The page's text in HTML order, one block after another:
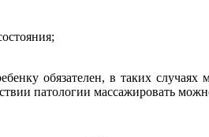
обязателен, в таких
патологии массажировать